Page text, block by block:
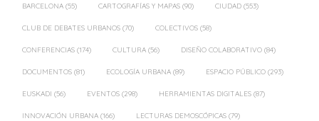
BARCELONA (55) CARTOGRAFÍAS Y MAPAS (90) CIUDAD (553)
CLUB DE DEBATES URBANOS (70) COLECTIVOS (58)
CONFERENCIAS (174) CULTURA (56) DISEÑO COLABORATIVO (84)
DOCUMENTOS (81) ECOLOGÍA URBANA (89) ESPACIO PÚBLICO (293)
EUSKADI (56) EVENTOS (298) HERRAMIENTAS DIGITALES (87)
INNOVACIÓN URBANA (166) LECTURAS DEMOSCÓPICAS (79)